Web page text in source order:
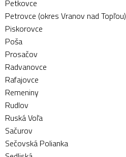
Petkovce
Petrovce (okres Vranov nad Topľou)
Piskorovce
Poša
Prosačov
Radvanovce
Rafajovce
Remeniny
Rudlov
Ruská Voľa
Sačurov
Sečovská Polianka